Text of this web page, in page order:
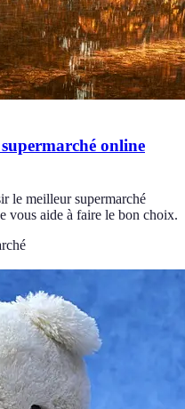
online
le meilleur supermarché
vous aide à faire le bon choix.